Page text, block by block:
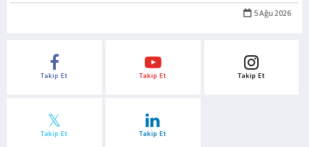
5 Ağu 2026
Takip Et Takip Et Takip Et
Takip Et Takip Et